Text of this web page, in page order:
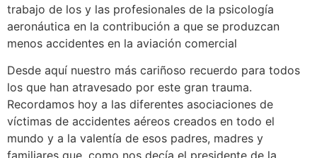
trabajo de los y las profesionales de la psicología
aeronáutica en la contribución a que se produzcan
menos accidentes en la aviación comercial
Desde aquí nuestro más cariñoso recuerdo para todos
los que han atravesado por este gran trauma.
Recordamos hoy a las diferentes asociaciones de
víctimas de accidentes aéreos creados en todo el
mundo y a la valentía de esos padres, madres y